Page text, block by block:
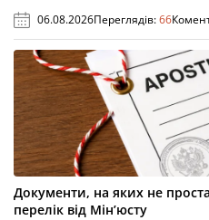
06.08.2026Переглядів:66
Документи, на яких не
перелік від Мін’юсту